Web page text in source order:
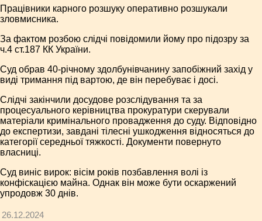
Працівники карного розшуку оперативно розшукали
зловмисника.
За фактом розбою слідчі повідомили йому про підозру за
ч.4 ст.187 КК України.
Суд обрав 40-річному здолбунівчанину запобіжний захід у
виді тримання під вартою, де він перебуває і досі.
Слідчі закінчили досудове розслідування та за
процесуального керівництва прокуратури скерували
матеріали кримінального провадження до суду. Відповідно
до експертизи, завдані тілесні ушкодження відносяться до
категорії середньої тяжкості. Документи повернуто
власниці.
Суд виніс вирок: вісім років позбавлення волі із
конфіскацією майна. Однак він може бути оскаржений
упродовж 30 днів.
26.12.2024